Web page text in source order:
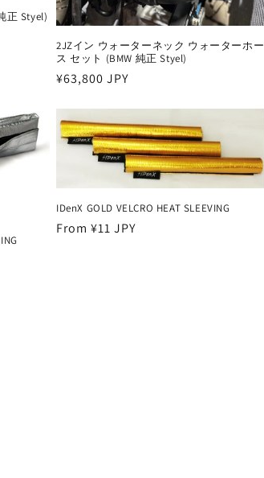
正 Styel)
2JZイン ウォーターネック ウォーターホー
ス セット (BMW 純正 Styel)
Regular
¥63,800 JPY
IDenX GOLD VELCRO HEAT SLEEVING
Regular
From ¥11 JPY